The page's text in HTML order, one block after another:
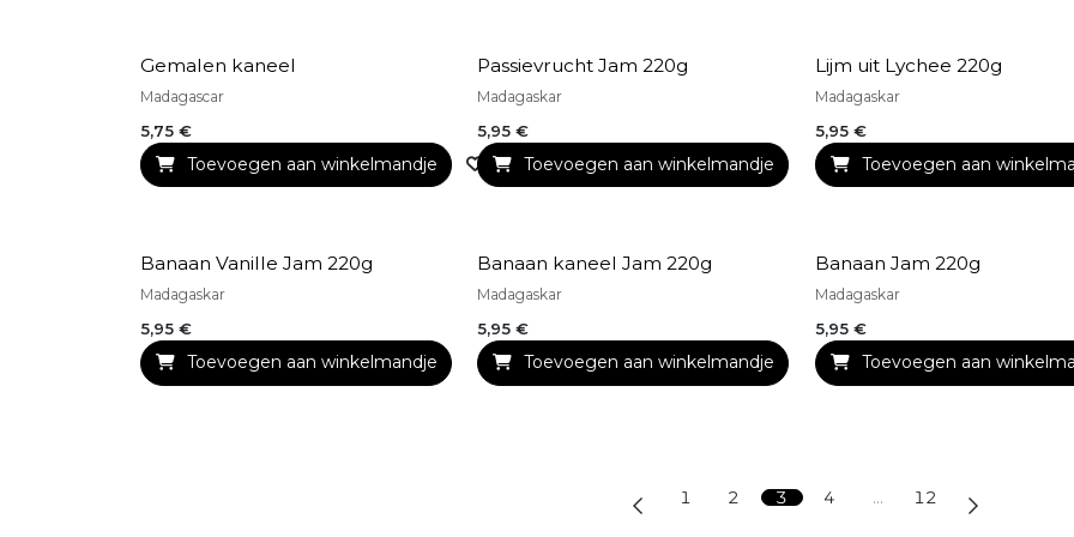
Gemalen kaneel
Madagascar
5,75 €
Toevoegen aan winkelmandje Toevoegen aan verlanglijst
Passievrucht Jam 220g
Madagaskar
5,95 €
Toevoegen aan winkelmandje Toevoegen aan
Lijm uit Lychee 220g
Madagaskar
5,95€
Toevoegen aan
Banaan Vanille Jam 220g
Madagaskar
5,95 €
Toevoegen aan winkelmandje Toevoegen aan verlanglijst
Banaan kaneel Jam 220g
Madagaskar
5,95 €
Toevoegen aan winkelmandje Toevoegen aan
Banaan Jam 220g
Madagaskar
5,95€
Toevoegen aan
1 2 3 4 … 12